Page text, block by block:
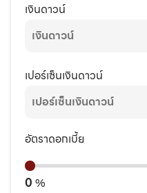
เงินดาวน์
เปอร์เซ็นเงินดาวน์
อัตราดอกเบี้ย
0 %